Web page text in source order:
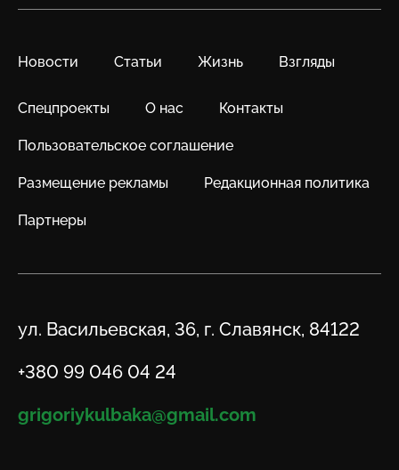
Новости Статьи Жизнь Взгляды
Спецпроекты О нас Контакты
Пользовательское соглашение
Размещение рекламы Редакционная политика
Партнеры
Адрес
ул. Васильевская, 36, г. Славянск, 84122
Телефон
+380 99 046 04 24
Email
grigoriykulbaka@gmail.com